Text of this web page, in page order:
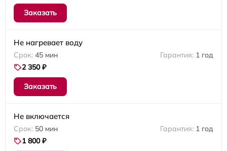
Заказать
Не нагревает воду
45 мин
1 год
2 350 ₽
Заказать
Не включается
50 мин
1 год
1 800 ₽